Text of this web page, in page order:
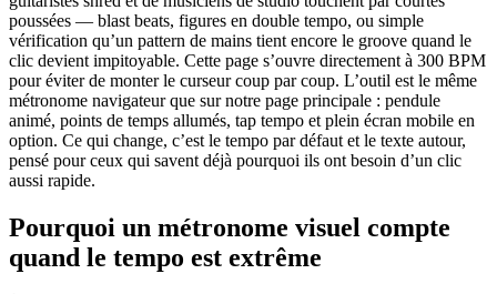
poussées — blast beats, figures en double tempo, ou simple
vérification qu’un pattern de mains tient encore le groove quand le
clic devient impitoyable. Cette page s’ouvre directement à 300 BPM
pour éviter de monter le curseur coup par coup. L’outil est le même
métronome navigateur que sur notre page principale : pendule
animé, points de temps allumés, tap tempo et plein écran mobile en
option. Ce qui change, c’est le tempo par défaut et le texte autour,
pensé pour ceux qui savent déjà pourquoi ils ont besoin d’un clic
aussi rapide.
Pourquoi un métronome visuel compte
quand le tempo est extrême